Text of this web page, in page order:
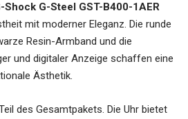
Shock G-Steel GST-B400-1AER
mit moderner Eleganz. Die runde
Resin-Armband und die
und digitaler Anzeige schaffen eine
Ästhetik.
des Gesamtpakets. Die Uhr bietet